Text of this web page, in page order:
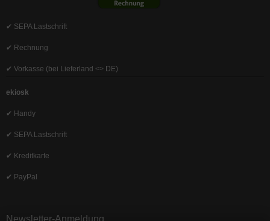
✔ SEPA Lastschrift
✔ Rechnung
✔ Vorkasse (bei Lieferland <> DE)
ekiosk
✔ Handy
✔ SEPA Lastschrift
✔ Kreditkarte
✔ PayPal